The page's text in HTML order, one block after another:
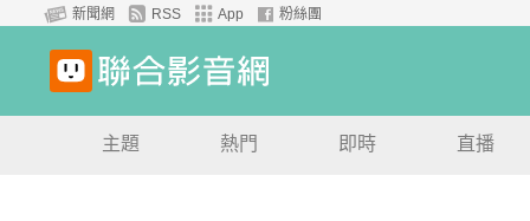
新聞網 RSS App 粉絲團
主題 熱門 即時 直播